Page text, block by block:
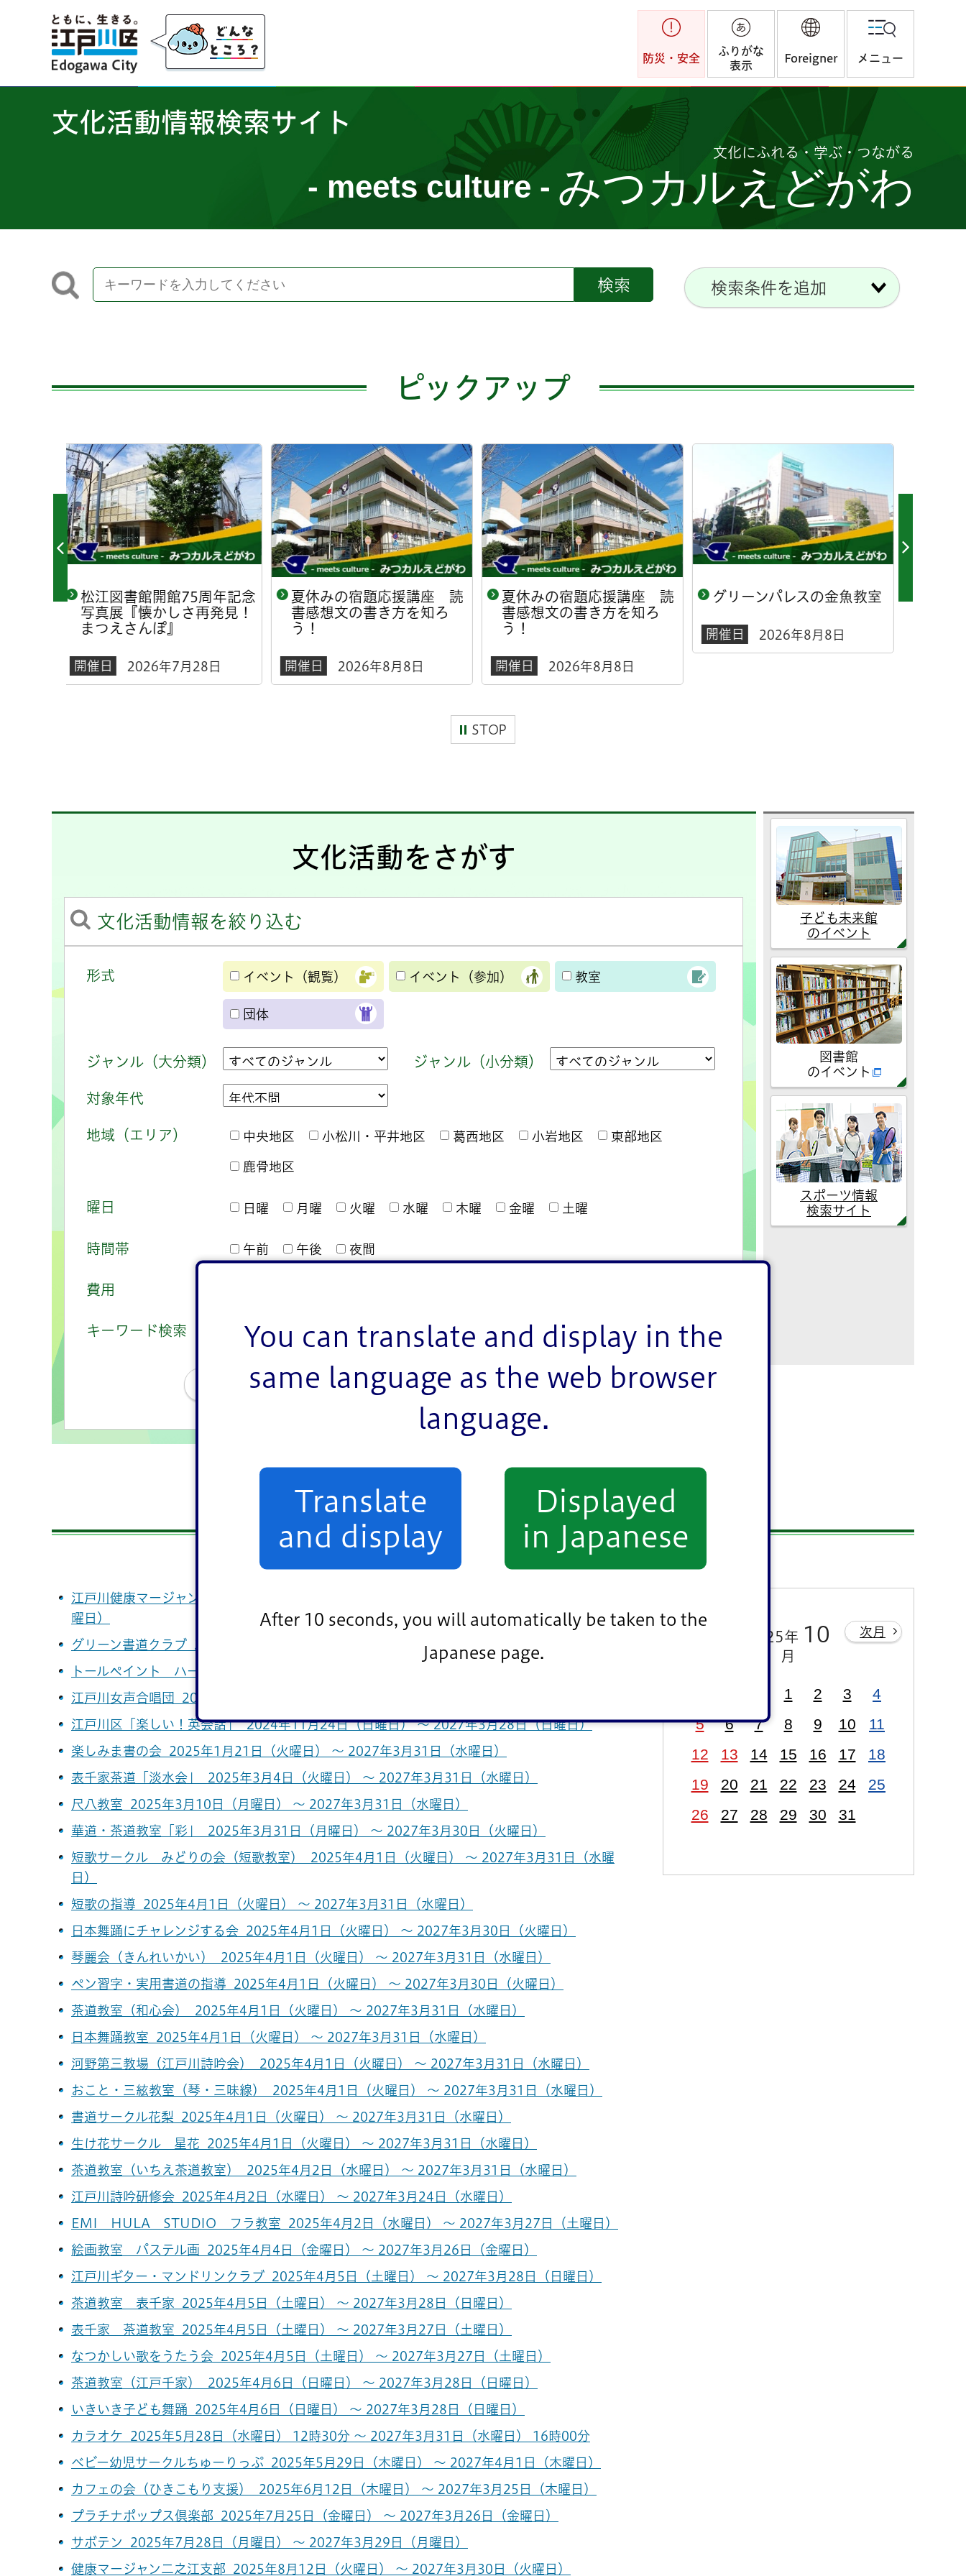
You can translate and display in the
same language as the web browser
language.
Translate
and display
Displayed
in Japanese
After 10 seconds, you will automatically be taken to the
Japanese page.
江戸川区
防災・安全
ふりがな
表示
Foreigner メニュー
文化活動情報検索サイト
文化にふれる・学ぶ・つながる
- meets culture - みつカルえどがわ
検索条件を追加
ピックアップ
夏休みの宿題応援講座 読
書感想文の書き方を知ろ
う！
開催日 2026年8月8日
夏休みの宿題応援講座 読
書感想文の書き方を知ろ
う！
開催日 2026年8月8日
グリーンパレスの金魚教室
開催日
図書館スタッフの出張おは
松川健康サポートセンタ
ー）
STOP
文化活動をさがす
文化活動情報を絞り込む
形式 イベント（観覧） イベント（参加） 教室
団体
ジャンル（大分類） ジャンル（小分類）
対象年代
地域（エリア） 中央地区 小松川・平井地区 葛西地区 小岩地区 東部地区
鹿骨地区
曜日 日曜 月曜 火曜 水曜 木曜 金曜 土曜
時間帯 午前 午後 夜間
費用
キーワード検索
条件をクリア
子ども未来館
のイベント
図書館
のイベント
スポーツ情報
検索サイト
2025年10月25日（土）のイベント
前月
2025年 10
月
次月
1 2 3
4
5
6 7 8 9 10
11
12
13 14 15 16 17
18
19
20 21 22 23 24
25
26
27 28 29 30 31
江戸川健康マージャン東葛西支部（麻雀） 2025年10月23日（木曜日） ～ 2027年4月1日（木
曜日）
グリーン書道クラブ 2025年10月25日（土曜日） ～ 2025年10月25日（土曜日）
トールペイント ハートローズ 2023年4月1日（土曜日） ～ 2027年3月31日（水曜日）
江戸川女声合唱団 2024年11月14日（木曜日） ～ 2027年4月1日（木曜日）
江戸川区「楽しい！英会話」 2024年11月24日（日曜日） ～ 2027年3月28日（日曜日）
楽しみま書の会 2025年1月21日（火曜日） ～ 2027年3月31日（水曜日）
表千家茶道「淡水会」 2025年3月4日（火曜日） ～ 2027年3月31日（水曜日）
尺八教室 2025年3月10日（月曜日） ～ 2027年3月31日（水曜日）
華道・茶道教室「彩」 2025年3月31日（月曜日） ～ 2027年3月30日（火曜日）
短歌サークル みどりの会（短歌教室） 2025年4月1日（火曜日） ～ 2027年3月31日（水曜
日）
短歌の指導 2025年4月1日（火曜日） ～ 2027年3月31日（水曜日）
日本舞踊にチャレンジする会 2025年4月1日（火曜日） ～ 2027年3月30日（火曜日）
琴麗会（きんれいかい） 2025年4月1日（火曜日） ～ 2027年3月31日（水曜日）
ペン習字・実用書道の指導 2025年4月1日（火曜日） ～ 2027年3月30日（火曜日）
茶道教室（和心会） 2025年4月1日（火曜日） ～ 2027年3月31日（水曜日）
日本舞踊教室 2025年4月1日（火曜日） ～ 2027年3月31日（水曜日）
河野第三教場（江戸川詩吟会） 2025年4月1日（火曜日） ～ 2027年3月31日（水曜日）
おこと・三絃教室（琴・三味線） 2025年4月1日（火曜日） ～ 2027年3月31日（水曜日）
書道サークル花梨 2025年4月1日（火曜日） ～ 2027年3月31日（水曜日）
生け花サークル 星花 2025年4月1日（火曜日） ～ 2027年3月31日（水曜日）
茶道教室（いちえ茶道教室） 2025年4月2日（水曜日） ～ 2027年3月31日（水曜日）
江戸川詩吟研修会 2025年4月2日（水曜日） ～ 2027年3月24日（水曜日）
EMI HULA STUDIO フラ教室 2025年4月2日（水曜日） ～ 2027年3月27日（土曜日）
絵画教室 パステル画 2025年4月4日（金曜日） ～ 2027年3月26日（金曜日）
江戸川ギター・マンドリンクラブ 2025年4月5日（土曜日） ～ 2027年3月28日（日曜日）
茶道教室 表千家 2025年4月5日（土曜日） ～ 2027年3月28日（日曜日）
表千家 茶道教室 2025年4月5日（土曜日） ～ 2027年3月27日（土曜日）
なつかしい歌をうたう会 2025年4月5日（土曜日） ～ 2027年3月27日（土曜日）
茶道教室（江戸千家） 2025年4月6日（日曜日） ～ 2027年3月28日（日曜日）
いきいき子ども舞踊 2025年4月6日（日曜日） ～ 2027年3月28日（日曜日）
カラオケ 2025年5月28日（水曜日） 12時30分 ～ 2027年3月31日（水曜日） 16時00分
ベビー幼児サークルちゅーりっぷ 2025年5月29日（木曜日） ～ 2027年4月1日（木曜日）
カフェの会（ひきこもり支援） 2025年6月12日（木曜日） ～ 2027年3月25日（木曜日）
プラチナポップス倶楽部 2025年7月25日（金曜日） ～ 2027年3月26日（金曜日）
サボテン 2025年7月28日（月曜日） ～ 2027年3月29日（月曜日）
健康マージャン二之江支部 2025年8月12日（火曜日） ～ 2027年3月30日（火曜日）